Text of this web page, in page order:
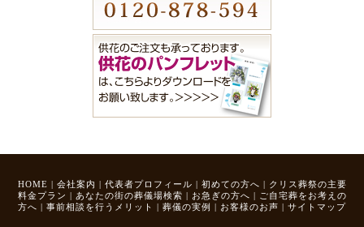
HOME | 会社案内 | 代表者プロフィール | 初めての方へ | クリス葬祭の主要
料金プラン | あなたの街の葬儀場検索 | お急ぎの方へ | ご自宅葬をお考えの
方へ | 事前相談を行うメリット | 葬儀の実例 | お客様のお声 | サイトマップ